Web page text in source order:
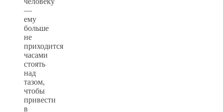
—
ему
больше
не
приходится
часами
стоять
над
тазом,
чтобы
привести
в